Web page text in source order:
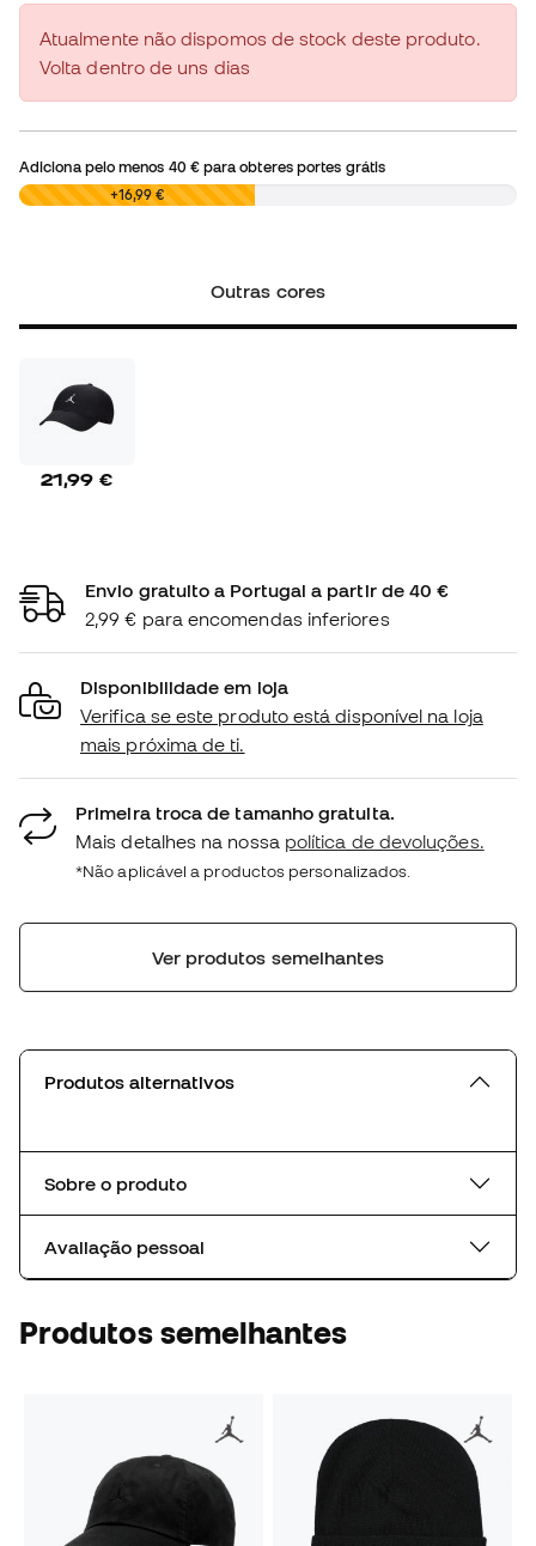
Atualmente não dispomos de stock deste produto.
Volta dentro de uns dias
Adiciona pelo menos 40 €para obteres portes grátis
0,00 € +16,99 €
Outras cores
21,99 €
Envio gratuito a Portugal a partir de 40 €
2,99 € para encomendas inferiores
Disponibilidade em loja
Verifica se este produto está disponível na loja
mais próxima de ti.
Primeira troca de tamanho gratuita.
Mais detalhes na nossa política de devoluções.
*Não aplicável a productos personalizados.
Ver produtos semelhantes
Produtos alternativos
Sobre o produto
Avaliação pessoal
Produtos semelhantes